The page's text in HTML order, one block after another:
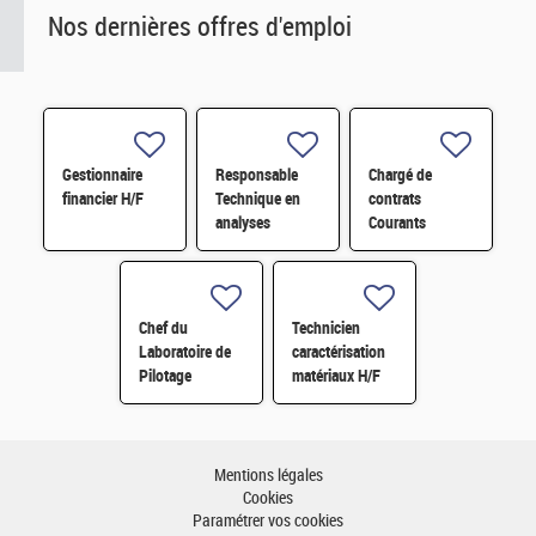
Nos dernières offres d'emploi
Gestionnaire
financier H/F
Responsable
Technique en
analyses
radiologiques
Chargé de
contrats
Courants
Faibles (CFA)
Chef du
Laboratoire de
Pilotage
Intelligent des
Technicien
caractérisation
matériaux H/F
Mentions légales
Cookies
Paramétrer vos cookies